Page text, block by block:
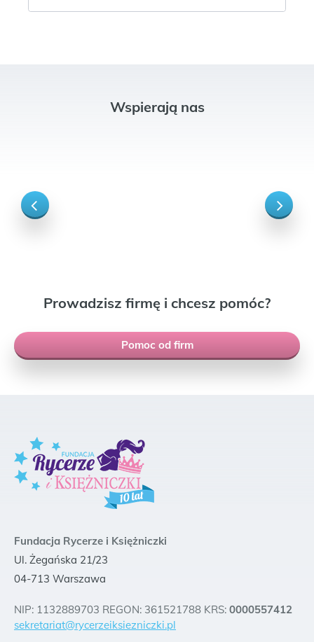
Wspierają nas
Prowadzisz firmę i chcesz pomóc?
Pomoc od firm
Fundacja Rycerze i Księżniczki
Ul. Żegańska 21/23
04-713 Warszawa
NIP: 1132889703 REGON: 361521788 KRS: 0000557412
sekretariat@rycerzeiksiezniczki.pl